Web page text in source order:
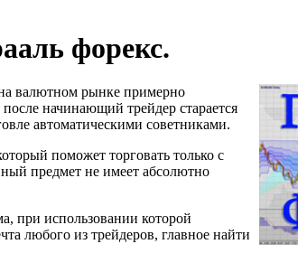
форекс.
валютном рынке примерно
начинающий трейдер старается
автоматическими советниками.
поможет торговать только с
предмет не имеет абсолютно
при использовании которой
любого из трейдеров, главное найти